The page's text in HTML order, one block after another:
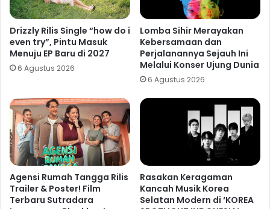
Drizzly Rilis Single “how do i
even try”, Pintu Masuk
Menuju EP Baru di 2027
6 Agustus 2026
Lomba Sihir Merayakan
Kebersamaan dan
Perjalanannya Sejauh Ini
Melalui Konser Ujung Dunia
6 Agustus 2026
Agensi Rumah Tangga Rilis
Trailer & Poster! Film
Terbaru Sutradara
Rasakan Keragaman
Kancah Musik Korea
Selatan Modern di ‘KOREA